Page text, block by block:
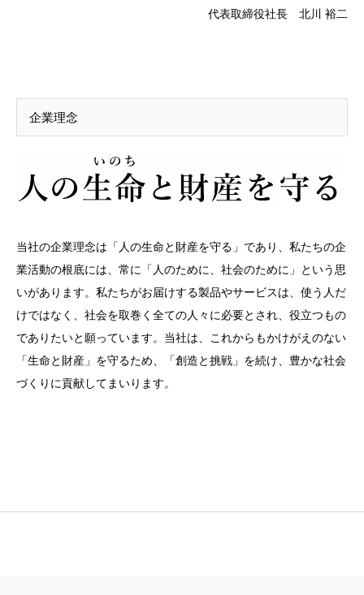
代表取締役社長 北川 裕二
企業理念
当社の企業理念は「人の生命と財産を守る」であり、私たちの企
業活動の根底には、常に「人のために、社会のために」という思
いがあります。私たちがお届けする製品やサービスは、使う人だ
けではなく、社会を取巻く全ての人々に必要とされ、役立つもの
でありたいと願っています。当社は、これからもかけがえのない
「生命と財産」を守るため、「創造と挑戦」を続け、豊かな社会
づくりに貢献してまいります。